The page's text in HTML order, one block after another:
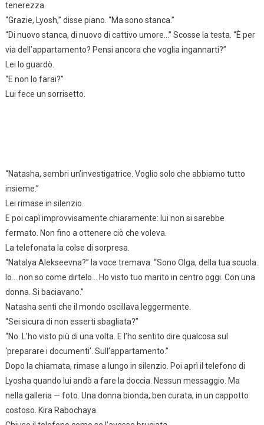
tenerezza.
“Grazie, Lyosh,” disse piano. “Ma sono stanca.”
“Di nuovo stanca, di nuovo di cattivo umore…” Scosse la testa. “È per
via dell’appartamento? Pensi ancora che voglia ingannarti?”
Lei lo guardò.
“E non lo farai?”
Lui fece un sorrisetto.
“Natasha, sembri un’investigatrice. Voglio solo che abbiamo tutto
insieme.”
Lei rimase in silenzio.
E poi capì improvvisamente chiaramente: lui non si sarebbe
fermato. Non fino a ottenere ciò che voleva.
La telefonata la colse di sorpresa.
“Natalya Alekseevna?” la voce tremava. “Sono Olga, della tua scuola.
Io… non so come dirtelo… Ho visto tuo marito in centro oggi. Con una
donna. Si baciavano.”
Natasha sentì che il mondo oscillava leggermente.
“Sei sicura di non esserti sbagliata?”
“No. L’ho visto più di una volta. E l’ho sentito dire qualcosa sul
‘preparare i documenti’. Sull’appartamento.”
Dopo la chiamata, rimase a lungo in silenzio. Poi aprì il telefono di
Lyosha quando lui andò a fare la doccia. Nessun messaggio. Ma
nella galleria — foto. Una donna bionda, ben curata, in un cappotto
costoso. Kira Rabochaya.